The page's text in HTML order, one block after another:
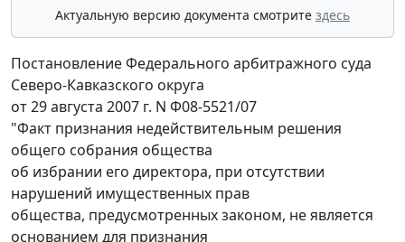
Актуальную версию документа смотрите здесь
Постановление Федерального арбитражного суда
Северо-Кавказского округа
от 29 августа 2007 г. N Ф08-5521/07
"Факт признания недействительным решения
общего собрания общества
об избрании его директора, при отсутствии
нарушений имущественных прав
общества, предусмотренных законом, не является
основанием для признания